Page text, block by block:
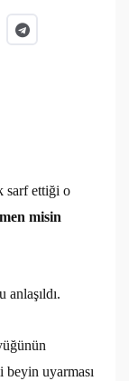
sarf ettiği o
misin
beyin uyarması